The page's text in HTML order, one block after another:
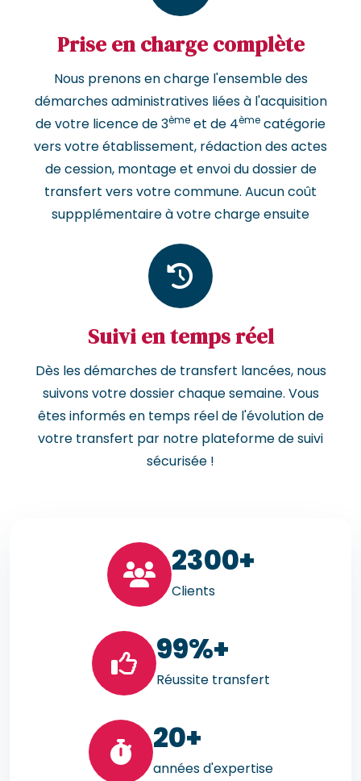
Prise en charge complète
Nous prenons en charge l'ensemble des
démarches administratives liées à l'acquisition
de votre licence de 3ème et de 4ème catégorie
vers votre établissement, rédaction des actes
de cession, montage et envoi du dossier de
transfert vers votre commune. Aucun coût
suppplémentaire à votre charge ensuite
Suivi en temps réel
Dès les démarches de transfert lancées, nous
suivons votre dossier chaque semaine. Vous
êtes informés en temps réel de l'évolution de
votre transfert par notre plateforme de suivi
sécurisée !
2300+
Clients
99%+
Réussite transfert
20+
années d'expertise